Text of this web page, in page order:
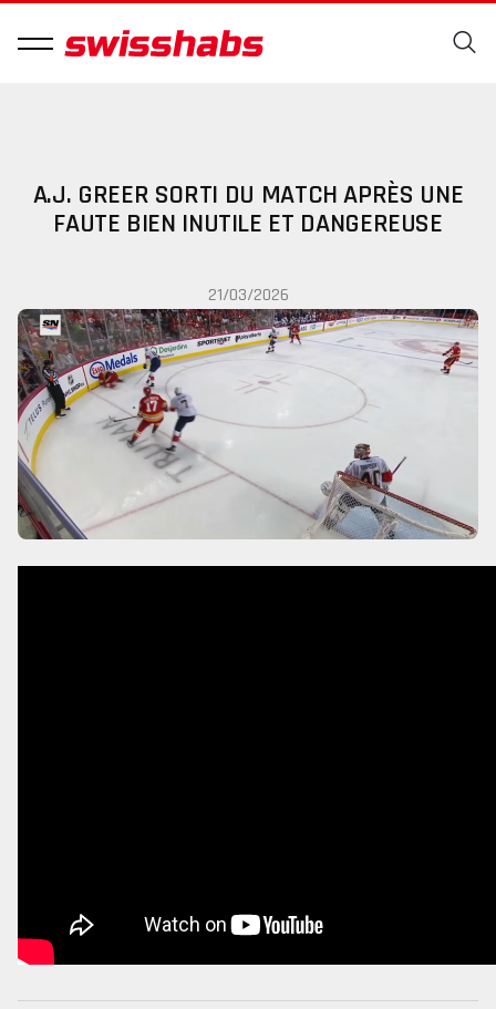
A.J. GREER SORTI DU MATCH APRÈS UNE
FAUTE BIEN INUTILE ET DANGEREUSE
21/03/2026